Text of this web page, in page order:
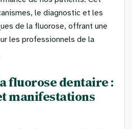
le diagnostic et les
de la fluorose, offrant une
les professionnels de la
fluorose dentaire :
manifestations